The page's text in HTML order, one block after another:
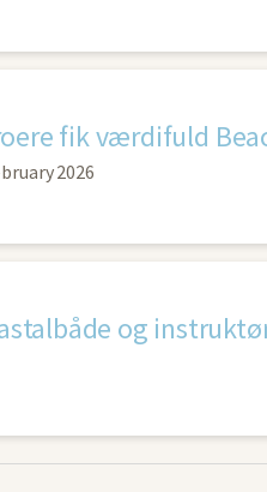
fik værdifuld
2026
og